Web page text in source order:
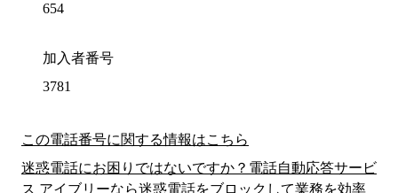
654
加入者番号
3781
この電話番号に関する情報はこちら
迷惑電話にお困りではないですか？電話自動応答サービ
ス アイブリーなら迷惑電話をブロックして業務を効率